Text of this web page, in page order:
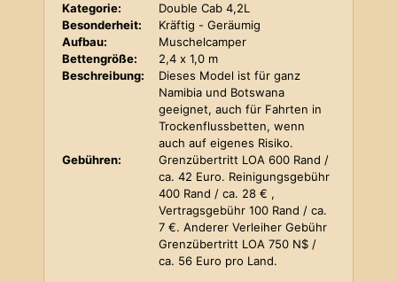
Kategorie:
Double Cab 4,2L
Besonderheit:
Kräftig - Geräumig
Aufbau:
Muschelcamper
Bettengröße:
2,4 x 1,0 m
Beschreibung:
Dieses Model ist für ganz
Namibia und Botswana
geeignet, auch für Fahrten in
Trockenflussbetten, wenn
auch auf eigenes Risiko.
Gebühren:
Grenzübertritt LOA 600 Rand /
ca. 42 Euro. Reinigungsgebühr
400 Rand / ca. 28 € ,
Vertragsgebühr 100 Rand / ca.
7 €. Anderer Verleiher Gebühr
Grenzübertritt LOA 750 N$ /
ca. 56 Euro pro Land.